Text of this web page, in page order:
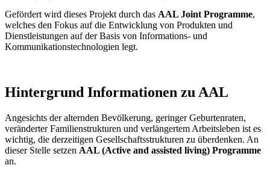
Gefördert wird dieses Projekt durch das AAL Joint Programme,
welches den Fokus auf die Entwicklung von Produkten und
Dienstleistungen auf der Basis von Informations- und
Kommunikationstechnologien legt.
Hintergrund Informationen zu AAL
Angesichts der alternden Bevölkerung, geringer Geburtenraten,
veränderter Familienstrukturen und verlängertem Arbeitsleben ist es
wichtig, die derzeitigen Gesellschaftsstrukturen zu überdenken. An
dieser Stelle setzen AAL (Active and assisted living) Programme
an.